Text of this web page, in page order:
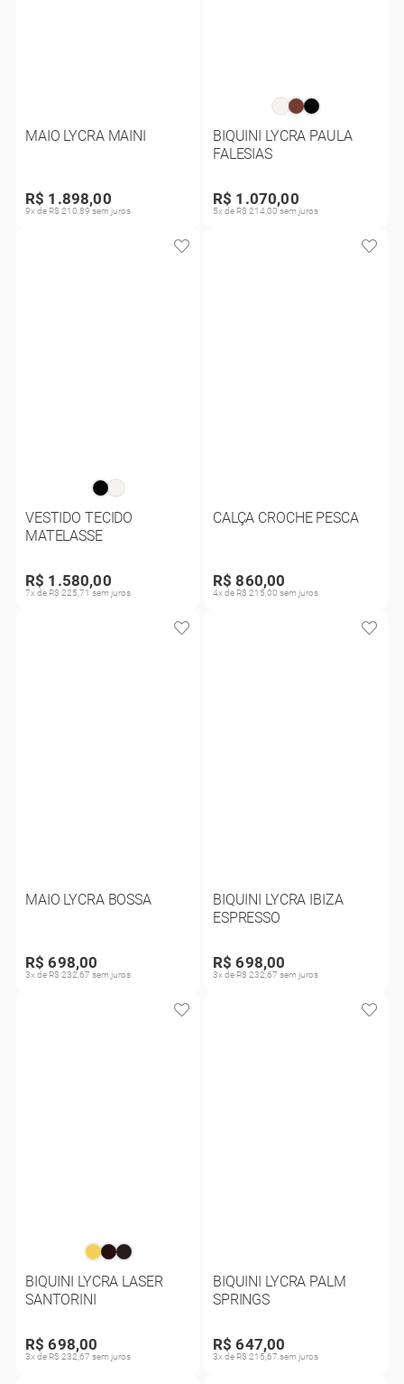
MAIO LYCRA MAINI
R$ 1.898,00
9x de R$ 210,89 sem juros
BIQUINI LYCRA PAULA
FALESIAS
R$ 1.070,00
5x de R$ 214,00 sem juros
VESTIDO TECIDO
MATELASSE
R$ 1.580,00
7x de R$ 225,71 sem juros
CALÇA CROCHE PESCA
R$ 860,00
4x de R$ 215,00 sem juros
MAIO LYCRA BOSSA
R$ 698,00
3x de R$ 232,67 sem juros
BIQUINI LYCRA IBIZA
ESPRESSO
R$ 698,00
3x de R$ 232,67 sem juros
BIQUINI LYCRA LASER
SANTORINI
R$ 698,00
3x de R$ 232,67 sem juros
BIQUINI LYCRA PALM
SPRINGS
R$ 647,00
3x de R$ 215,67 sem juros